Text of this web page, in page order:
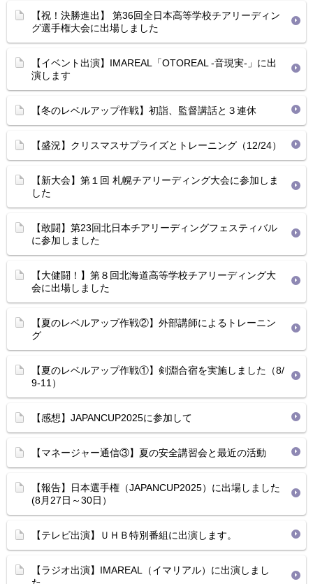
【祝！決勝進出】 第36回全日本高等学校チアリーディン
グ選手権大会に出場しました
【イベント出演】IMAREAL「OTOREAL -音現実-」に出
演します
【冬のレベルアップ作戦】初詣、監督講話と３連休
【盛況】クリスマスサプライズとトレーニング（12/24）
【新大会】第１回 札幌チアリーディング大会に参加しま
した
【敢闘】第23回北日本チアリーディングフェスティバル
に参加しました
【大健闘！】第８回北海道高等学校チアリーディング大
会に出場しました
【夏のレベルアップ作戦②】外部講師によるトレーニン
グ
【夏のレベルアップ作戦①】剣淵合宿を実施しました（8/
9-11）
【感想】JAPANCUP2025に参加して
【マネージャー通信③】夏の安全講習会と最近の活動
【報告】日本選手権（JAPANCUP2025）に出場しました
(8月27日～30日）
【テレビ出演】ＵＨＢ特別番組に出演します。
【ラジオ出演】IMAREAL（イマリアル）に出演しまし